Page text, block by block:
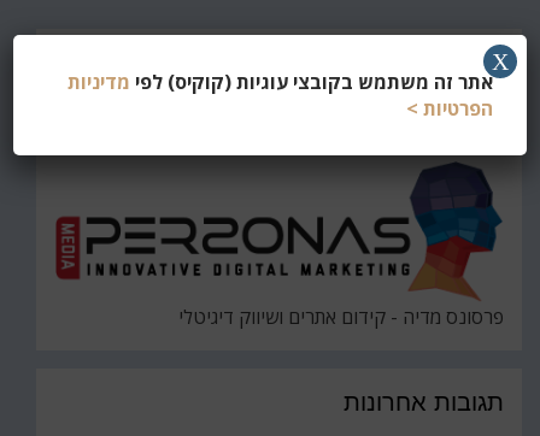
חפש
את
פרסונס מדיה - קידום אתרים ושיווק דיגיטלי
תגובות אחרונות
אתר זה משתמש בקובצי עוגיות (קוקיס) לפי מדיניות
הפרטיות >
X